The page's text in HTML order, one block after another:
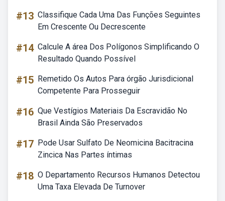
#13 Classifique Cada Uma Das Funções Seguintes
Em Crescente Ou Decrescente
#14 Calcule A área Dos Polígonos Simplificando O
Resultado Quando Possível
#15 Remetido Os Autos Para órgão Jurisdicional
Competente Para Prosseguir
#16 Que Vestígios Materiais Da Escravidão No
Brasil Ainda São Preservados
#17 Pode Usar Sulfato De Neomicina Bacitracina
Zincica Nas Partes íntimas
#18 O Departamento Recursos Humanos Detectou
Uma Taxa Elevada De Turnover